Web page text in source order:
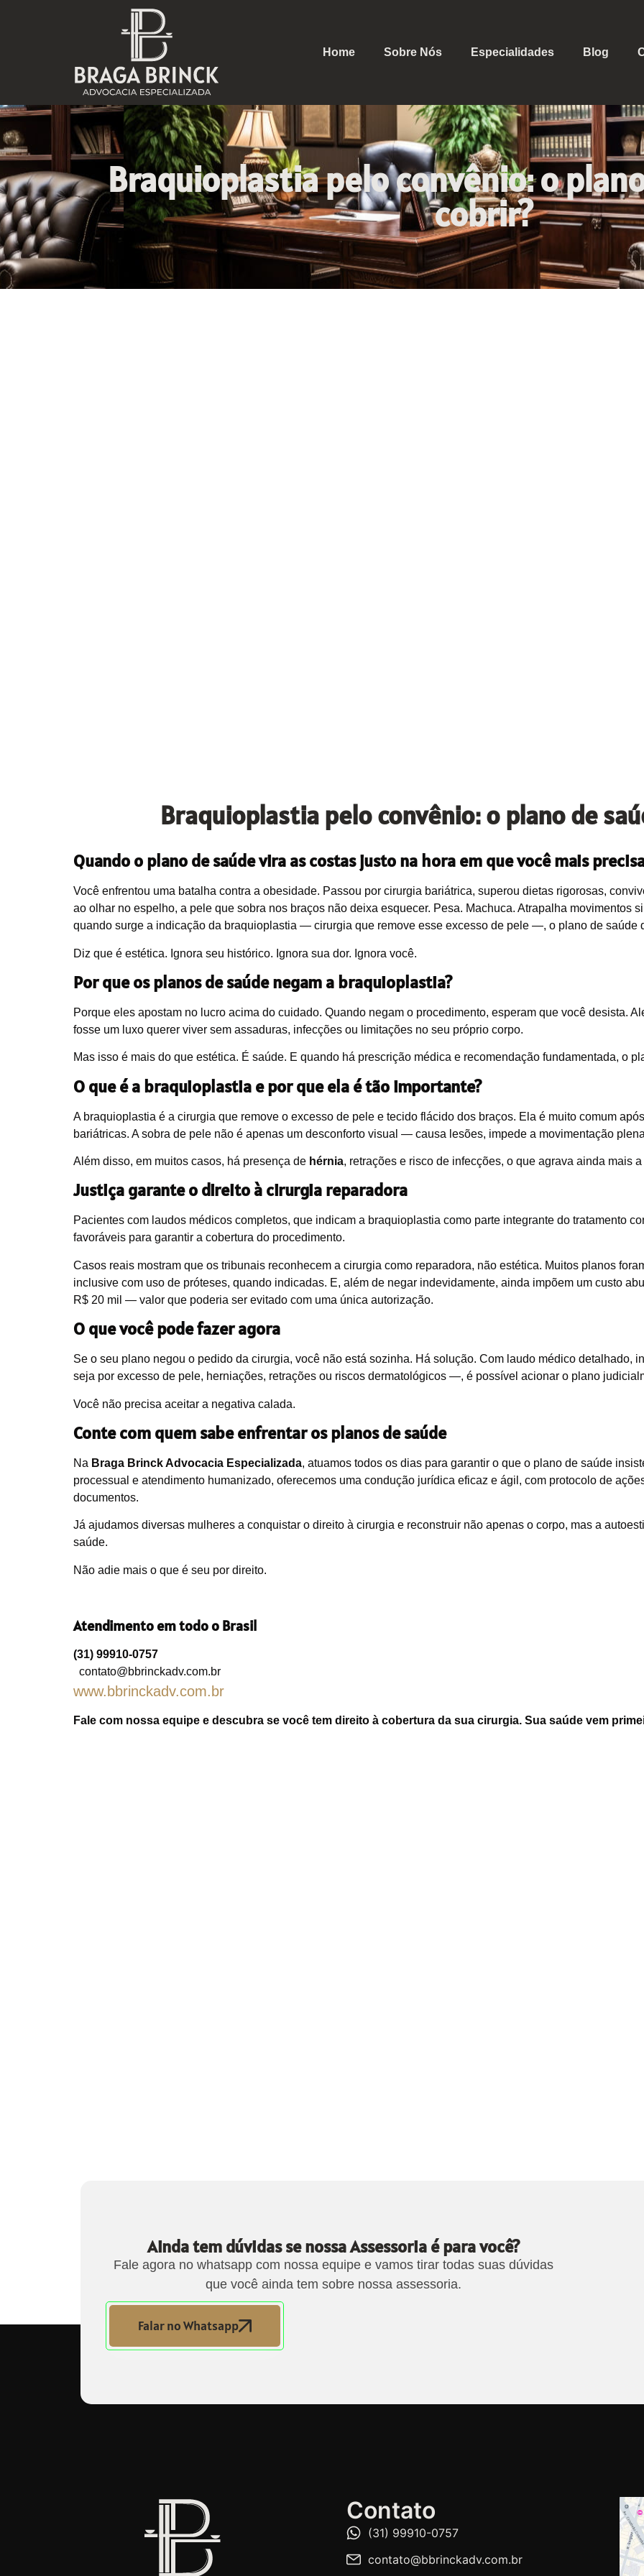
Home Sobre Nós Especialidades Blog
Braquioplastia pelo convênio: o
cobrir?
Braquioplastia pelo convênio: o plano de
Quando o plano de saúde vira as costas justo na hora em que você mais
Você enfrentou uma batalha contra a obesidade. Passou por cirurgia bariátrica, superou dietas rigorosas,
ao olhar no espelho, a pele que sobra nos braços não deixa esquecer. Pesa. Machuca. Atrapalha movimentos
quando surge a indicação da braquioplastia — cirurgia que remove esse excesso de pele —, o plano de saúde
Diz que é estética. Ignora seu histórico. Ignora sua dor. Ignora você.
Por que os planos de saúde negam a braquioplastia?
Porque eles apostam no lucro acima do cuidado. Quando negam o procedimento, esperam que você desista.
fosse um luxo querer viver sem assaduras, infecções ou limitações no seu próprio corpo.
Mas isso é mais do que estética. É saúde. E quando há prescrição médica e recomendação fundamentada, o
O que é a braquioplastia e por que ela é tão importante?
A braquioplastia é a cirurgia que remove o excesso de pele e tecido flácido dos braços. Ela é muito comum
bariátricas. A sobra de pele não é apenas um desconforto visual — causa lesões, impede a movimentação
Além disso, em muitos casos, há presença de hérnia, retrações e risco de infecções, o que agrava ainda mais
Justiça garante o direito à cirurgia reparadora
Pacientes com laudos médicos completos, que indicam a braquioplastia como parte integrante do tratamento
favoráveis para garantir a cobertura do procedimento.
Casos reais mostram que os tribunais reconhecem a cirurgia como reparadora, não estética. Muitos planos
inclusive com uso de próteses, quando indicadas. E, além de negar indevidamente, ainda impõem um custo
R$ 20 mil — valor que poderia ser evitado com uma única autorização.
O que você pode fazer agora
Se o seu plano negou o pedido da cirurgia, você não está sozinha. Há solução. Com laudo médico
seja por excesso de pele, herniações, retrações ou riscos dermatológicos —, é possível acionar o plano
Você não precisa aceitar a negativa calada.
Conte com quem sabe enfrentar os planos de saúde
Na Braga Brinck Advocacia Especializada, atuamos todos os dias para garantir o que o plano de saúde
processual e atendimento humanizado, oferecemos uma condução jurídica eficaz e ágil, com protocolo de
documentos.
Já ajudamos diversas mulheres a conquistar o direito à cirurgia e reconstruir não apenas o corpo, mas a
saúde.
Não adie mais o que é seu por direito.
Atendimento em todo o Brasil
(31) 99910-0757
contato@bbrinckadv.com.br
www.bbrinckadv.com.br
Fale com nossa equipe e descubra se você tem direito à cobertura da sua cirurgia. Sua saúde vem
Ainda tem dúvidas se nossa Assessoria é para você?
Fale agora no whatsapp com nossa equipe e vamos tirar todas suas dúvidas
que você ainda tem sobre nossa assessoria.
Falar no Whatsapp
Contato
(31) 99910-0757
contato@bbrinckadv.com.br